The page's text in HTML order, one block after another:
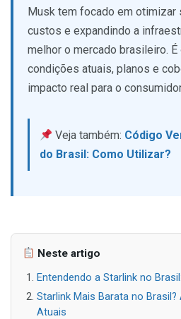
Musk tem focado em otimizar
custos e expandindo a
melhor o mercado brasileiro. É
condições atuais, planos e
impacto real para o
Veja também: Código
do Brasil: Como Utilizar?
Neste artigo
Entendendo a Starlink no
Starlink Mais Barata no
Atuais